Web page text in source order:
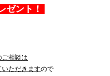
ゼント！
ご相談は
いただきますので